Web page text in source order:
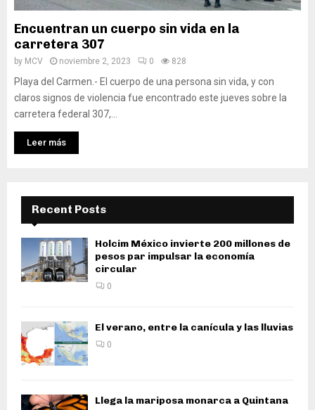
Encuentran un cuerpo sin vida en la
carretera 307
by MCV noviembre 2, 2023 0 828
Playa del Carmen.- El cuerpo de una persona sin vida, y con
claros signos de violencia fue encontrado este jueves sobre la
carretera federal 307,...
Leer más
Recent Posts
Holcim México invierte 200 millones de
pesos par impulsar la economía
circular
0
El verano, entre la canícula y las lluvias
0
Llega la mariposa monarca a Quintana